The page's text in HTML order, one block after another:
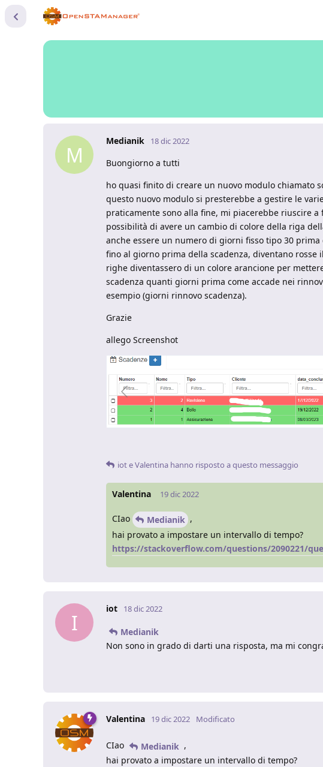
M
Medianik 18 dic 2022
Buongiorno a tutti
ho quasi finito di creare un nuovo modulo chiamato
questo nuovo modulo si presterebbe a gestire le
praticamente sono alla fine, mi piacerebbe riuscire
possibilità di avere un cambio di colore della riga
anche essere un numero di giorni fisso tipo 30
fino al giorno prima della scadenza, diventano
righe diventassero di un colore arancione per
scadenza quanti giorni prima come accade nei
esempio (giorni rinnovo scadenza).
Grazie
allego Screenshot
ioteValentina hanno risposto a questo messaggio
Valentina 19 dic 2022
CIao Medianik ,
hai provato a impostare un intervallo di tempo?
https://stackoverflow.com/questions/2090221/
I
iot 18 dic 2022
Medianik
Non sono in grado di darti una risposta, ma mi
Valentina 19 dic 2022 Modificato
CIao Medianik ,
hai provato a impostare un intervallo di tempo?